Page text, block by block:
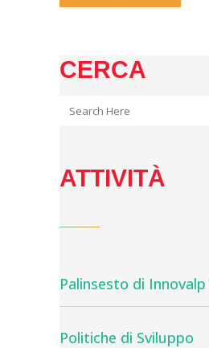
CERCA
ATTIVITÀ
Palinsesto di
Politiche di Sviluppo